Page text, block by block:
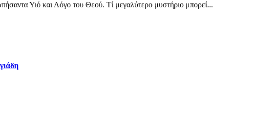
Υιό και Λόγο του Θεού. Τί μεγαλύτερο μυστήριο μπορεί...